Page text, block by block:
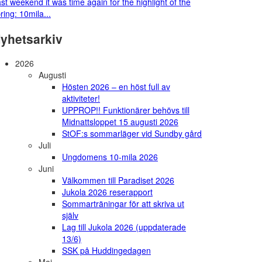
10mila...
2026
Augusti
Hösten 2026 – en höst full av
aktiviteter!
UPPROP!! Funktionärer behövs till
Midnattsloppet 15 augusti 2026
StOF:s sommarläger vid Sundby gård
Juli
Ungdomens 10-mila 2026
Juni
Välkommen till Paradiset 2026
Jukola 2026 reserapport
Sommarträningar för att skriva ut
själv
Lag till Jukola 2026 (uppdaterade
13/6)
SSK på Huddingedagen